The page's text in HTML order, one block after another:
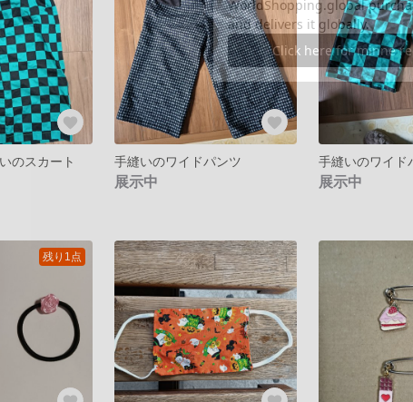
のスカート 手縫いのワイドパンツ
展示中
手縫いのワイド
展示中
残り1点